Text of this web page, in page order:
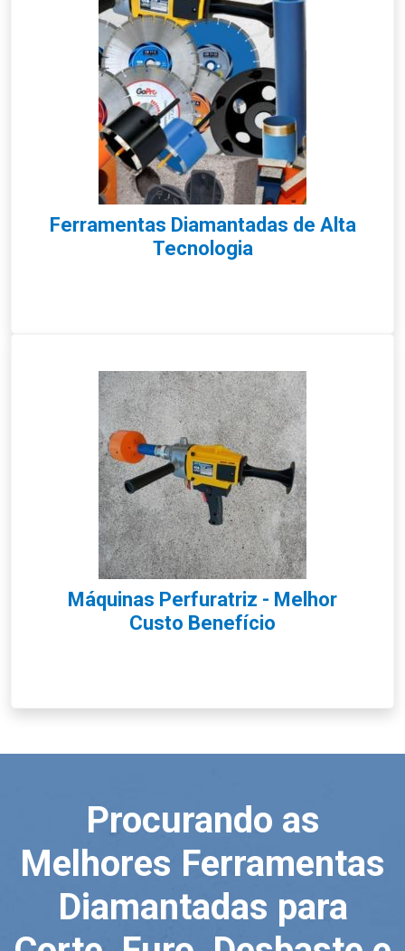
Ferramentas Diamantadas de Alta
Tecnologia
Máquinas Perfuratriz - Melhor
Custo Benefício
Procurando as
Melhores Ferramentas
Diamantadas para